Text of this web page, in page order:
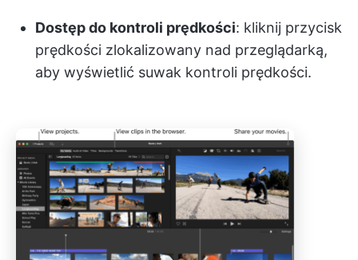
Dostęp do kontroli prędkości: kliknij przycisk
prędkości zlokalizowany nad przeglądarką,
aby wyświetlić suwak kontroli prędkości.